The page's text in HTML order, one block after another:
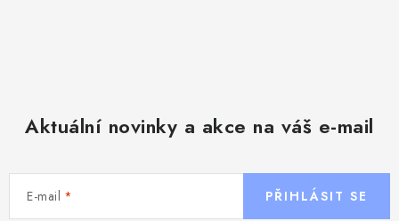
Aktuální novinky a akce na váš e-mail
E-mail PŘIHLÁSIT SE